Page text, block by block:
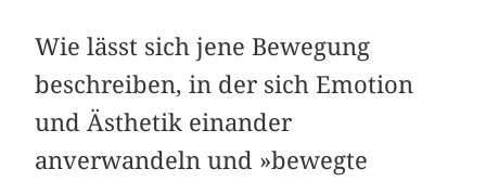
Wie lässt sich jene Bewegung
beschreiben, in der sich Emotion
und Ästhetik einander
anverwandeln und »bewegte